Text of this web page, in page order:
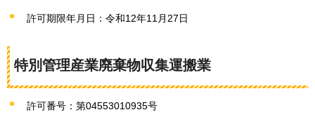
許可期限年月日：令和12年11月27日
特別管理産業廃棄物収集運搬業
許可番号：第04553010935号